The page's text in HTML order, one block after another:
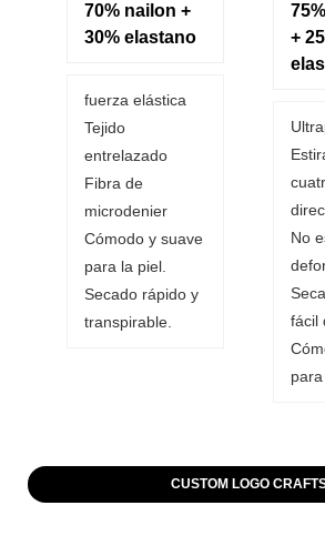
70% nailon +
30% elastano
fuerza elástica
Tejido
entrelazado
Fibra de
microdenier
Cómodo y suave
para la piel.
Secado rápido y
transpirable.
+
No
fácil
CUSTOM LOGO